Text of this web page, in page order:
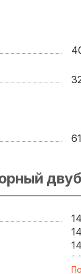
61